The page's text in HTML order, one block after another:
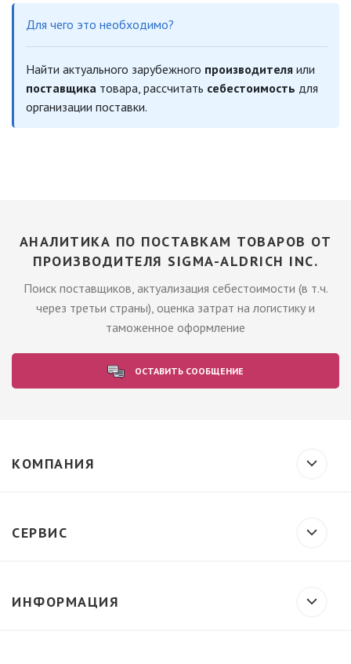
Для чего это необходимо?
Найти актуального зарубежного производителя или
поставщика товара, рассчитать себестоимость для
организации поставки.
АНАЛИТИКА ПО ПОСТАВКАМ ТОВАРОВ ОТ
ПРОИЗВОДИТЕЛЯ SIGMA-ALDRICH INC.
Поиск поставщиков, актуализация себестоимости (в т.ч.
через третьи страны), оценка затрат на логистику и
таможенное оформление
ОСТАВИТЬ СООБЩЕНИЕ
КОМПАНИЯ
СЕРВИС
ИНФОРМАЦИЯ